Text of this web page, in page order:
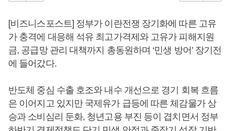
[비즈니스포스트] 정부가 이란전쟁 장기화에 따른 고유
가 충격에 대응해 석유 최고가격제와 고유가 피해지원
금, 공급망 관리 대책까지 총동원하며 ‘민생 방어’ 장기전
에 들어갔다.
반도체 중심 수출 호조와 내수 개선으로 경기 회복 흐름
은 이어지고 있지만 국제유가 급등에 따른 체감물가 상
승과 소비심리 둔화, 청년고용 부진 등이 겹치면서 정부